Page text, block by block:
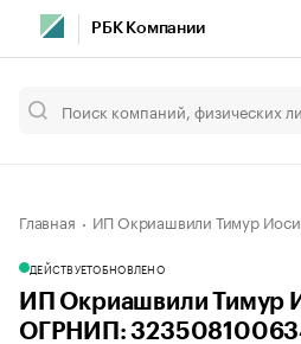
РБК Компании
Главная ИП Окриашвили Тимур
ДЕЙСТВУЕТОБНОВЛЕНО
ИП Окриашвили Тимур
ОГРНИП: